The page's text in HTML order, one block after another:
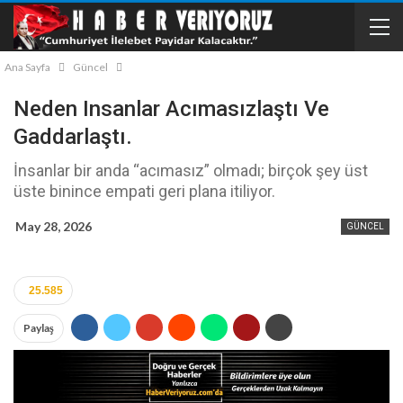
Ana Sayfa Güncel
Neden Insanlar Acımasızlaştı Ve
Gaddarlaştı.
İnsanlar bir anda “acımasız” olmadı; birçok şey üst
üste binince empati geri plana itiliyor.
GÜNCEL
May 28, 2026
25.585
Paylaş